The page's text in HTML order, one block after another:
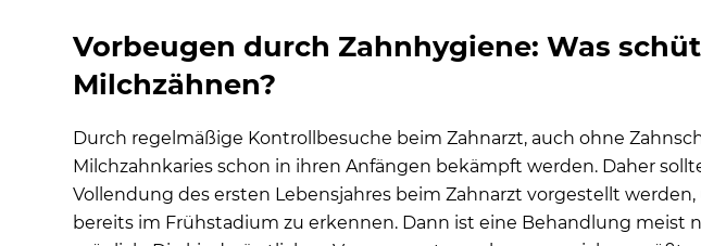
Vorbeugen durch Zahnhygiene: Was
Milchzähnen?
Durch regelmäßige Kontrollbesuche beim Zahnarzt, auch ohne
Milchzahnkaries schon in ihren Anfängen bekämpft werden. Daher
Vollendung des ersten Lebensjahres beim Zahnarzt vorgestellt
bereits im Frühstadium zu erkennen. Dann ist eine Behandlung meist